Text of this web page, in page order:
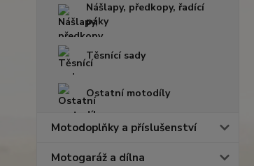
Nášlapy, předkopy, řadící
páky
Těsnící sady
Ostatní motodíly
Motodoplňky a příslušenství
Motogaráž a dílna